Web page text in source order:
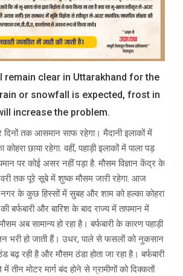
remain clear in Uttarakhand for the
or snowfall is expected, frost in
increase the problem.
तक आसमान साफ ​​रहेगा। मैदानी इलाकों में
छाया रहेगा. वहीं, पहाड़ी इलाकों में पाला पड़
पर कोई असर नहीं पड़ा है. मौसम विज्ञान केंद्र के
तक पूरे सूबे में शुष्क मौसम जारी रहेगा. आज
नगर के कुछ हिस्सों में सुबह और शाम को हल्का कोहरा
बर्फबारी और बारिश के बाद राज्य में तापमान में
अब सामान्य हो रहा है। बर्फबारी के कारण पहाड़ी
भरी हो जाती हैं। उधर, पाले से फसलों को नुकसान
बढ़ रही है और मौसम ठंडा होता जा रहा है। बर्फबारी
तीन मोटर मार्ग बंद होने से ग्रामीणों को दिक्कतों